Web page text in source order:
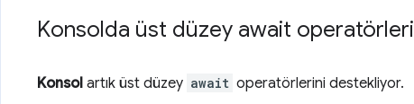
Konsolda üst düzey await operatörleri
Konsol artık üst düzey await operatörlerini destekliyor.